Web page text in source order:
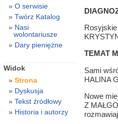
TEMAT
Sami
HALINA
Nowe
Z
O serwisie
Twórz Katalog
Nasi
wolontariusze
Dary pieniężne
Widok
Strona
Dyskusja
Tekst źródłowy
Historia i autorzy